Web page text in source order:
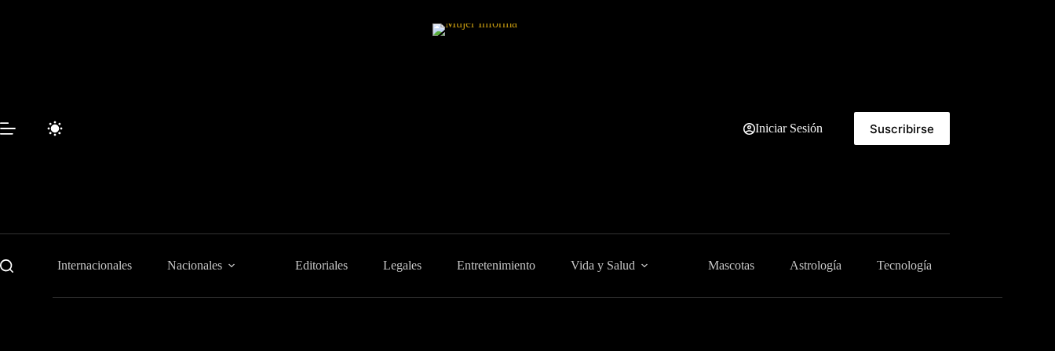
Iniciar Sesión Suscribirse
Internacionales Nacionales Editoriales Legales Entretenimiento Vida y Salud Mascotas Astrología Tecnología